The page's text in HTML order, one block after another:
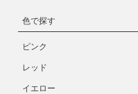
色で探す
ピンク
レッド
イエロー